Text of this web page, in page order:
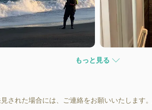
もっと見る
された場合には、ご連絡をお願いいたします。